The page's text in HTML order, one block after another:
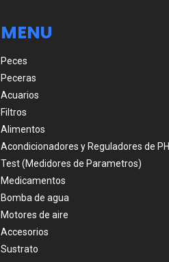
MENU
Peces
Peceras
Acuarios
Filtros
Alimentos
Acondicionadores y Reguladores de PH
Test (Medidores de Parametros)
Medicamentos
Bomba de agua
Motores de aire
Accesorios
Sustrato